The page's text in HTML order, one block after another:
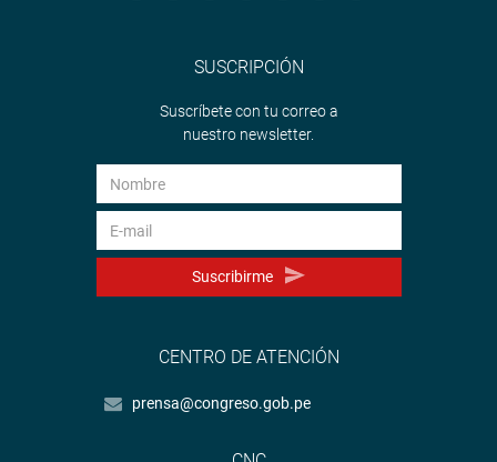
SUSCRIPCIÓN
Suscríbete con tu correo a
nuestro newsletter.
Suscribirme
CENTRO DE ATENCIÓN
prensa@congreso.gob.pe